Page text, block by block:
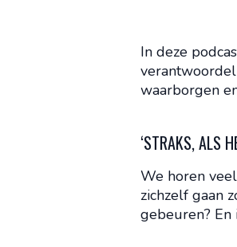
In deze
waarborgen
‘STRAKS, ALS
We horen
zichzelf gaan
gebeuren?